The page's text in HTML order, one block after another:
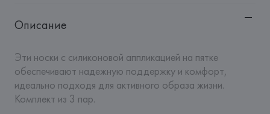
Описание
Эти носки с силиконовой аппликацией на пятке
обеспечивают надежную поддержку и комфорт,
идеально подходя для активного образа жизни.
Комплект из 3 пар.